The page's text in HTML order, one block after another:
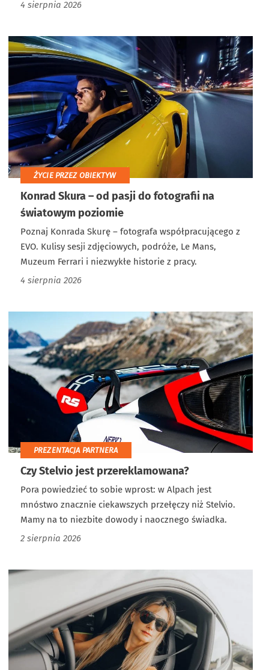
4 sierpnia 2026
ŻYCIE PRZEZ OBIEKTYW
Konrad Skura – od pasji do fotografii na
światowym poziomie
Poznaj Konrada Skurę – fotografa współpracującego z
EVO. Kulisy sesji zdjęciowych, podróże, Le Mans,
Muzeum Ferrari i niezwykłe historie z pracy.
4 sierpnia 2026
PREZENTACJA PARTNERA
Czy Stelvio jest przereklamowana?
Pora powiedzieć to sobie wprost: w Alpach jest
mnóstwo znacznie ciekawszych przełęczy niż Stelvio.
Mamy na to niezbite dowody i naocznego świadka.
2 sierpnia 2026